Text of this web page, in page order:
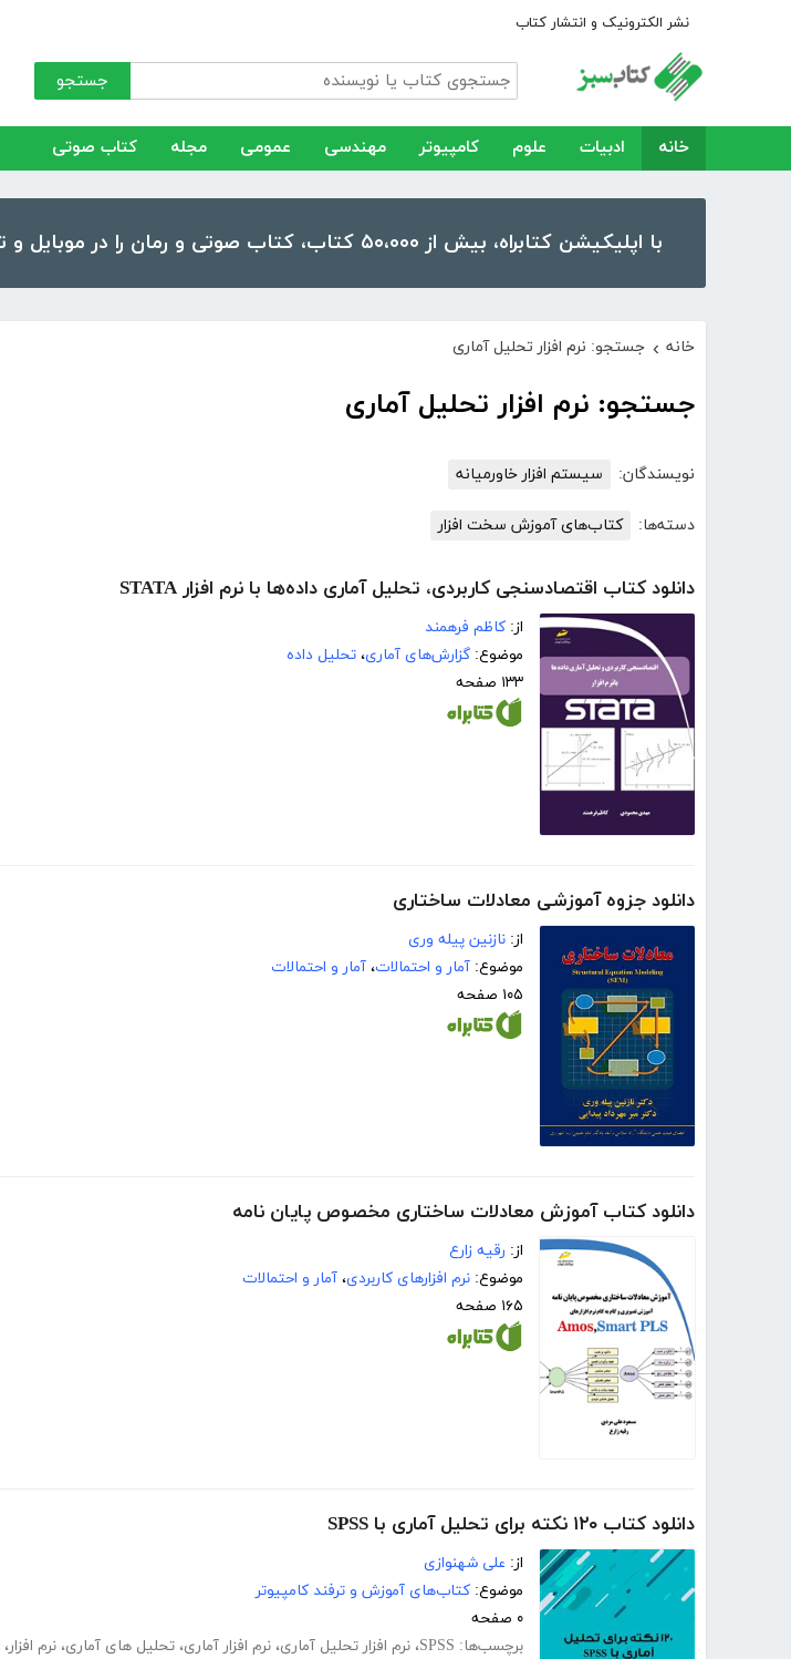
نشر الکترونیک و انتشار کتاب
جستجو
خانه ادبیات علوم کامپیوتر مهندسی عمومی مجله کتاب صوتی
با اپلیکیشن کتابراه، بیش از ۵۰،۰۰۰ کتاب، کتاب صوتی و رمان را در موبایل و تبلت خود داشته باشید!
خانه › جستجو: نرم افزار تحلیل آماری
جستجو: نرم افزار تحلیل آماری
نویسندگان: سیستم افزار خاورمیانه
دسته‌ها: کتاب‌های آموزش سخت افزار
دانلود کتاب اقتصادسنجی کاربردی، تحلیل آماری داده‌ها با نرم افزار STATA
از: کاظم فرهمند
موضوع: گزارش‌های آماری، تحلیل داده
۱۳۳ صفحه
دانلود جزوه آموزشی معادلات ساختاری
از: نازنین پیله وری
موضوع: آمار و احتمالات، آمار و احتمالات
۱۰۵ صفحه
دانلود کتاب آموزش معادلات ساختاری مخصوص پایان نامه
از: رقیه زارع
موضوع: نرم افزارهای کاربردی، آمار و احتمالات
۱۶۵ صفحه
دانلود کتاب ۱۲۰ نکته برای تحلیل آماری با SPSS
از: علی شهنوازی
موضوع: کتاب‌های آموزش و ترفند کامپیوتر
۰ صفحه
برچسب‌ها: SPSS، نرم افزار تحلیل آماری، نرم افزار آماری، تحلیل های آماری، نرم افزار،